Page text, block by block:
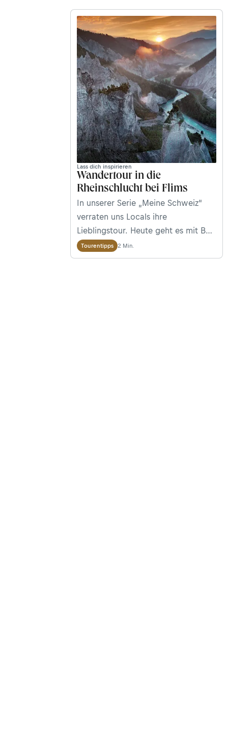
Grindelwald.
Lass dich inspirieren
Wandertour in die
Rheinschlucht bei Flims
In unserer Serie „Meine Schweiz“
verraten uns Locals ihre
Lieblingstour. Heute geht es mit Bea
Ragettli (Mutter dieses verrückten
jungen Mannes) in die heimatliche
Tourentipps 2 Min.